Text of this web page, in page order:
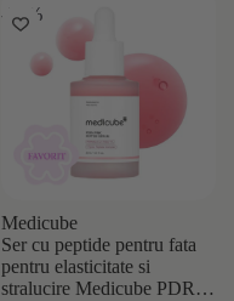
-30%
Medicube
Ser cu peptide pentru fata
pentru elasticitate si
stralucire Medicube PDRN